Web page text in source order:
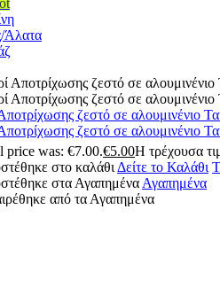
Άλατα
ζεστό σε αλουμινένιο
ζεστό σε αλουμινένιο
price was: €7.00.€5.00Η τρέχουσα
στο καλάθι Δείτε το Καλάθι
στα Αγαπημένα Αγαπημένα
από τα Αγαπημένα